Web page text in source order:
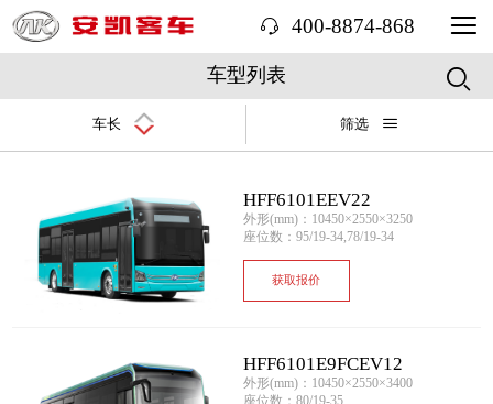
400-8874-868
车型列表
车长 筛选
HFF6101EEV22
外形(mm)：10450×2550×3250
座位数：95/19-34,78/19-34
获取报价
HFF6101E9FCEV12
外形(mm)：10450×2550×3400
座位数：80/19-35